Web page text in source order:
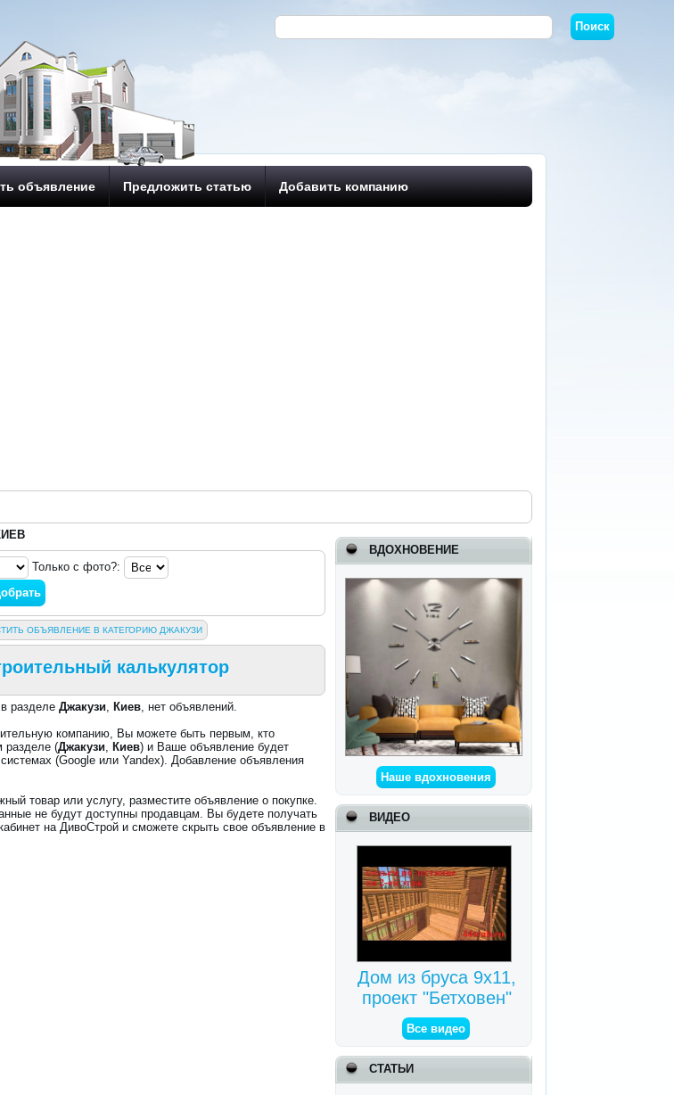
объявление Предложить статью Добавить компанию
ВДОХНОВЕНИЕ
Наше вдохновения
ВИДЕО
Дом из бруса 9х11,
проект "Бетховен"
Все видео
СТАТЬИ
Только с фото?:
ОБЪЯВЛЕНИЕ В КАТЕГОРИЮ ДЖАКУЗИ
калькулятор
разделеДжакузи, Киев, нет объявлений.
компанию, Вы можете быть первым, кто
разделе (Джакузи, Киев) и Ваше объявление будет
(Google или Yandex). Добавление объявления
товар или услугу, разместите объявление о покупке.
не будут доступны продавцам. Вы будете получать
на ДивоСтрой и сможете скрыть свое объявление в